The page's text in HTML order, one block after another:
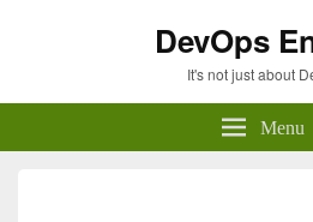
DevOps
It's not just about
Menu